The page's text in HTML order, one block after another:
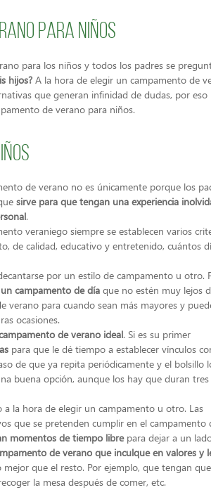
para niños
para los niños y todos los padres se
hijos? A la hora de elegir un campamento de
que generan infinidad de dudas, por eso
de verano para niños.
de verano no es únicamente porque los
sirve para que tengan una experiencia
.
veraniego siempre se establecen varios
de calidad, educativo y entretenido, cuántos
por un estilo de campamento u otro.
campamento de día que no estén muy lejos
verano para cuando sean más mayores y
ocasiones.
de verano ideal. Si es su primer
para que le dé tiempo a establecer vínculos
de que ya repita periódicamente y el bolsillo
buena opción, aunque los hay que duran tres
la hora de elegir un campamento u otro. Las
que se pretenden cumplir en el campamento
momentos de tiempo libre para dejar a un
de verano que inculque en valores y
mejor que el resto. Por ejemplo, que tengan
la mesa después de comer, etc.